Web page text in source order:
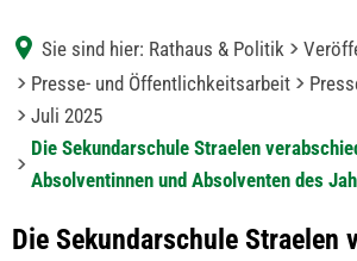
Sie sind hier: Rathaus & Politik
Presse- und Öffentlichkeitsarbeit
Juli 2025
Die Sekundarschule Straelen
Absolventinnen und Absolventen des
Die Sekundarschule Straelen